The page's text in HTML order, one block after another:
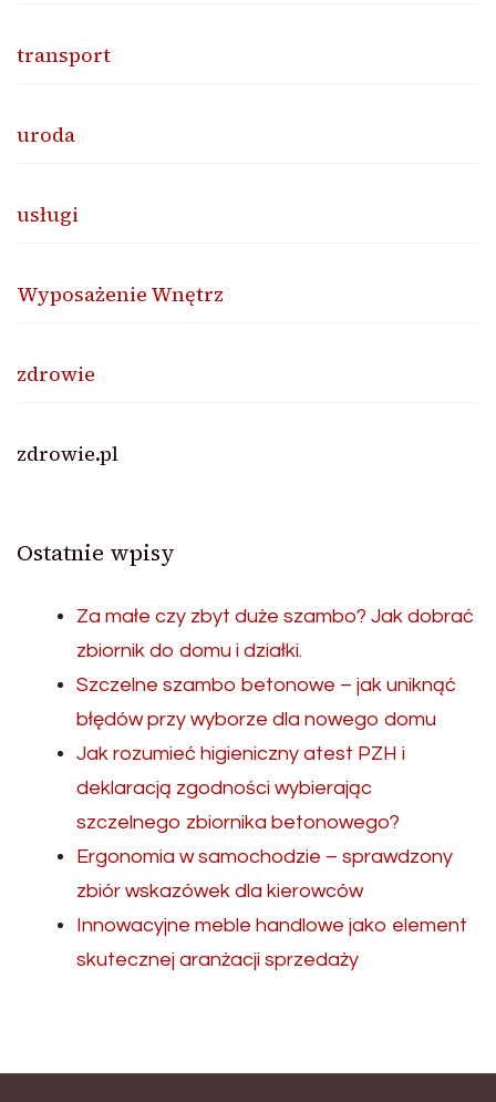
transport
uroda
usługi
Wyposażenie Wnętrz
zdrowie
zdrowie.pl
Ostatnie wpisy
Za małe czy zbyt duże szambo? Jak dobrać
zbiornik do domu i działki.
Szczelne szambo betonowe – jak uniknąć
błędów przy wyborze dla nowego domu
Jak rozumieć higieniczny atest PZH i
deklaracją zgodności wybierając
szczelnego zbiornika betonowego?
Ergonomia w samochodzie – sprawdzony
zbiór wskazówek dla kierowców
Innowacyjne meble handlowe jako element
skutecznej aranżacji sprzedaży